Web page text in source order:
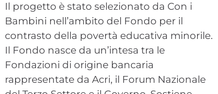
Il progetto è stato selezionato da Con i
Bambini nell’ambito del Fondo per il
contrasto della povertà educativa minorile.
Il Fondo nasce da un’intesa tra le
Fondazioni di origine bancaria
rappresentate da Acri, il Forum Nazionale